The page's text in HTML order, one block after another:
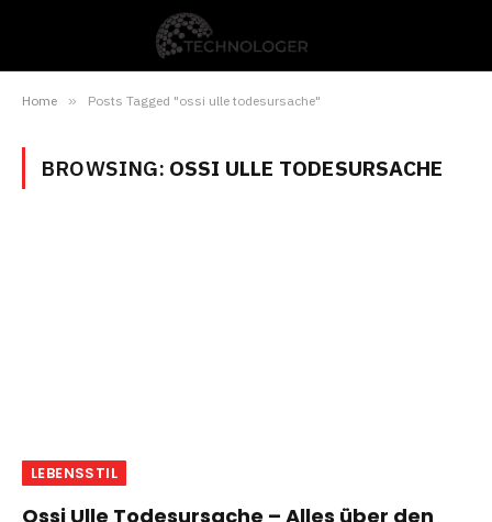
Home » Posts Tagged "ossi ulle todesursache"
BROWSING: OSSI ULLE TODESURSACHE
LEBENSSTIL
Ossi Ulle Todesursache – Alles über den